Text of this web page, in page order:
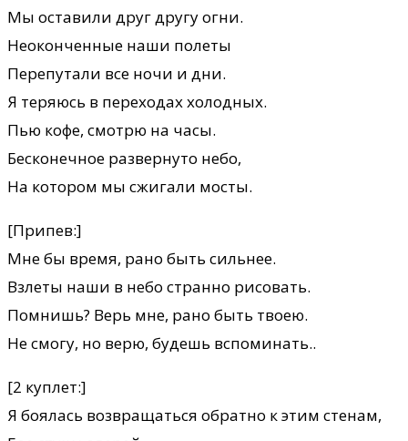
Мы оставили друг другу огни.
Неоконченные наши полеты
Перепутали все ночи и дни.
Я теряюсь в переходах холодных.
Пью кофе, смотрю на часы.
Бесконечное развернуто небо,
На котором мы сжигали мосты.
[Припев:]
Мне бы время, рано быть сильнее.
Взлеты наши в небо странно рисовать.
Помнишь? Верь мне, рано быть твоею.
Не смогу, но верю, будешь вспоминать..
[2 куплет:]
Я боялась возвращаться обратно к этим стенам,